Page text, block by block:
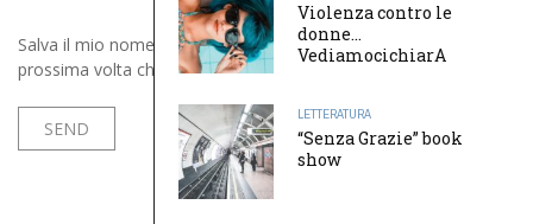
Salva il mio nome, email e sito web in questo browser per la
prossima volta che commento.
Violenza contro le
donne…
VediamocichiarA
LETTERATURA
“Senza Grazie” book
show